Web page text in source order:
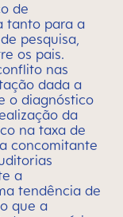
de
tanto para a
pesquisa,
os pais.
nas
dada a
o diagnóstico
da
na taxa de
concomitante
a
tendência de
que a